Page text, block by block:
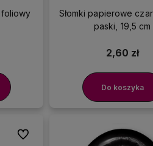
Słomki papierowe
paski, 19,5 cm
2,60 zł
Do koszyka
Do ulubionych